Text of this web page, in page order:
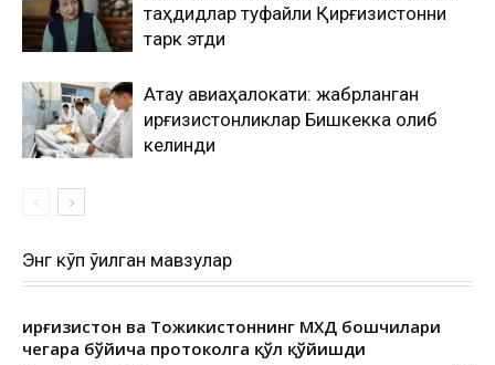
таҳдидлар туфайли Қирғизистонни
тарк этди
Ақтау авиаҳалокати: жабрланган
қирғизистонликлар Бишкекка олиб
келинди
Энг кўп ўқилган мавзулар
Қирғизистон ва Тожикистоннинг МХДҚ бошчилари
чегара бўйича протоколга қўл қўйишди